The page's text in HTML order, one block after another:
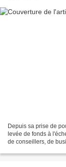
Depuis sa prise de
levée de fonds à
de conseillers, de